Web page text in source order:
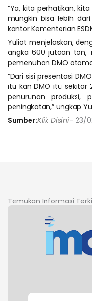
“Ya, kita perhatikan,
mungkin bisa lebih
kantor Kementerian
Yuliot menjelaskan,
angka 600 jutaan ton,
pemenuhan DMO
“Dari sisi presentasi
itu kan DMO itu sekitar
penurunan produksi,
peningkatan,” ungkap
Sumber:Klik Disini– 23/
Temukan Informasi